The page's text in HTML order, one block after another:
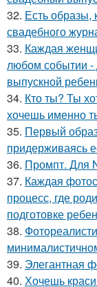
32. Есть образы,
свадебного
33. Каждая
любом событии -
выпускной
34. Кто ты? Ты
хочешь именно
35. Первый
придерживаясь
36. Промпт. Для
37. Каждая
процесс, где
подготовке
38.
39. Элегантная
40. Хочешь